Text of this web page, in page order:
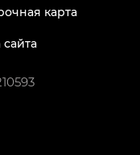
карта
сайта